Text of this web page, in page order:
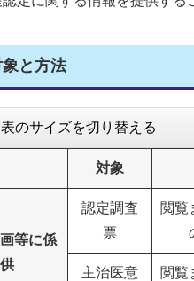
と方法
表のサイズを切り替える
対象
等に係
認定調査
票
閲覧
主治医意
閲覧